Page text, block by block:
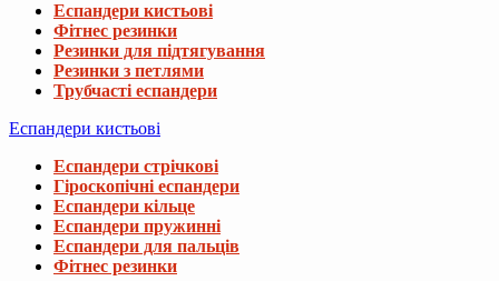
Еспандери кистьові
Фітнес резинки
Резинки для підтягування
Резинки з петлями
Трубчасті еспандери
Еспандери кистьові
Еспандери стрічкові
Гіроскопічні еспандери
Еспандери кільце
Еспандери пружинні
Еспандери для пальців
Фітнес резинки